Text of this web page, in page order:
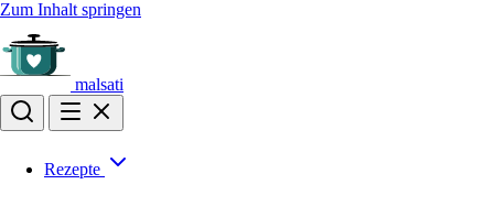
Zum Inhalt springen
malsati
Rezepte